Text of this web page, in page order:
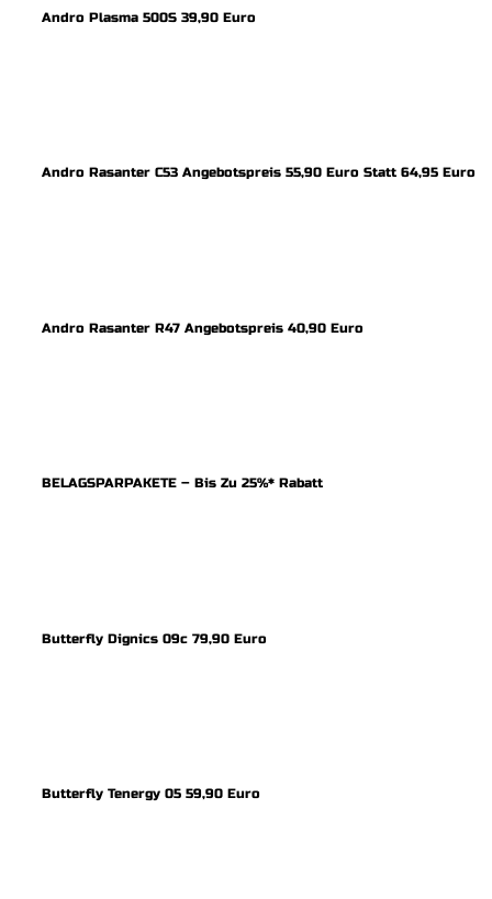
Andro Plasma 500S 39,90 Euro
Andro Rasanter C53 Angebotspreis 55,90 Euro Statt 64,95 Euro
Andro Rasanter R47 Angebotspreis 40,90 Euro
BELAGSPARPAKETE – Bis Zu 25%* Rabatt
Butterfly Dignics 09c 79,90 Euro
Butterfly Tenergy 05 59,90 Euro